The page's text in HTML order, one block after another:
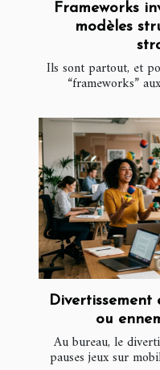
Frameworks
modèles
Ils sont partout, et
“frameworks”
Divertissement
ou
Au bureau, le
pauses jeux sur